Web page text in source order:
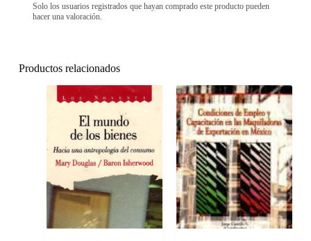
Solo los usuarios registrados que hayan comprado este producto pueden
hacer una valoración.
Productos relacionados